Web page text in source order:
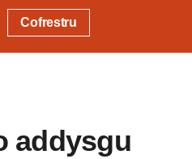
Cofrestru
addysgu